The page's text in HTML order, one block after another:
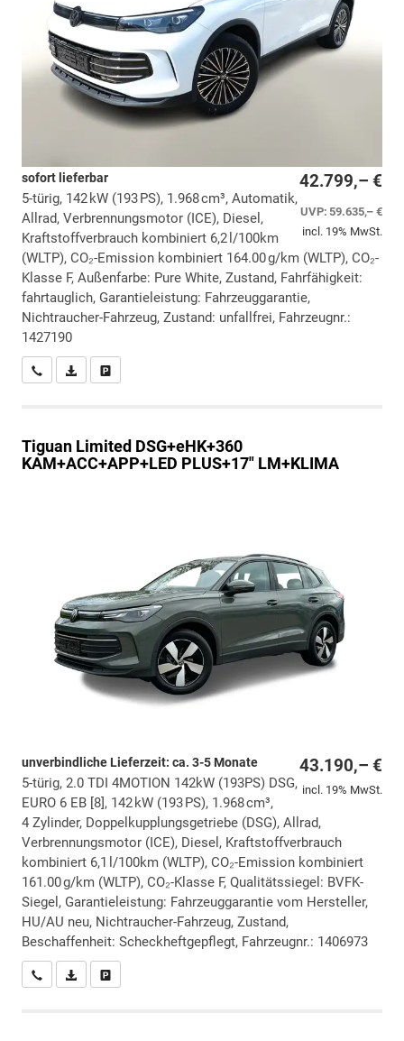
42.799,– €
UVP:59.635,– €
incl. 19% MwSt.
sofort lieferbar
5-türig, 142 kW (193 PS), 1.968 cm³, Automatik,
Allrad, Verbrennungsmotor (ICE), Diesel,
Kraftstoffverbrauch kombiniert 6,2 l/100km
(WLTP), CO₂-Emission kombiniert 164.00 g/km (WLTP), CO₂-
Klasse F, Außenfarbe: Pure White, Zustand, Fahrfähigkeit:
fahrtauglich, Garantieleistung: Fahrzeuggarantie,
Nichtraucher-Fahrzeug, Zustand: unfallfrei, Fahrzeugnr.:
1427190
Wir rufen Sie anPDF-Datei, Fahrzeugexposé drucken
Tiguan Limited DSG+eHK+360
KAM+ACC+APP+LED PLUS+17" LM+KLIMA
43.190,– €
incl. 19% MwSt.
unverbindliche Lieferzeit: ca. 3-5 Monate
5-türig, 2.0 TDI 4MOTION 142kW (193PS) DSG,
EURO 6 EB [8], 142 kW (193 PS), 1.968 cm³,
4 Zylinder, Doppelkupplungsgetriebe (DSG), Allrad,
Verbrennungsmotor (ICE), Diesel, Kraftstoffverbrauch
kombiniert 6,1 l/100km (WLTP), CO₂-Emission kombiniert
161.00 g/km (WLTP), CO₂-Klasse F, Qualitätssiegel: BVFK-
Siegel, Garantieleistung: Fahrzeuggarantie vom Hersteller,
HU/AU neu, Nichtraucher-Fahrzeug, Zustand,
Beschaffenheit: Scheckheftgepflegt, Fahrzeugnr.: 1406973
Wir rufen Sie anPDF-Datei, Fahrzeugexposé drucken